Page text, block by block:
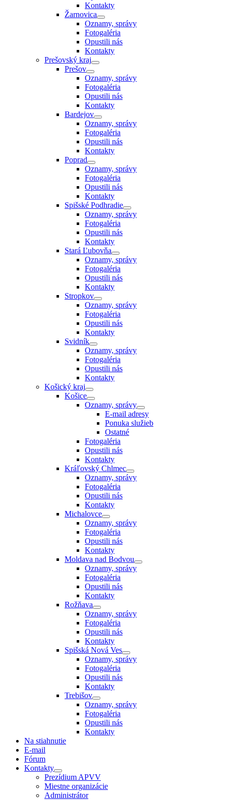
Kontakty
Žarnovica
Oznamy, správy
Fotogaléria
Opustili nás
Kontakty
Prešovský kraj
Prešov
Oznamy, správy
Fotogaléria
Opustili nás
Kontakty
Bardejov
Oznamy, správy
Fotogaléria
Opustili nás
Kontakty
Poprad
Oznamy, správy
Fotogaléria
Opustili nás
Kontakty
Spišské Podhradie
Oznamy, správy
Fotogaléria
Opustili nás
Kontakty
Stará Ľubovňa
Oznamy, správy
Fotogaléria
Opustili nás
Kontakty
Stropkov
Oznamy, správy
Fotogaléria
Opustili nás
Kontakty
Svidník
Oznamy, správy
Fotogaléria
Opustili nás
Kontakty
Košický kraj
Košice
Oznamy, správy
E-mail adresy
Ponuka služieb
Ostatné
Fotogaléria
Opustili nás
Kontakty
Kráľovský Chlmec
Oznamy, správy
Fotogaléria
Opustili nás
Kontakty
Michalovce
Oznamy, správy
Fotogaléria
Opustili nás
Kontakty
Moldava nad Bodvou
Oznamy, správy
Fotogaléria
Opustili nás
Kontakty
Rožňava
Oznamy, správy
Fotogaléria
Opustili nás
Kontakty
Spišská Nová Ves
Oznamy, správy
Fotogaléria
Opustili nás
Kontakty
Trebišov
Oznamy, správy
Fotogaléria
Opustili nás
Kontakty
Na stiahnutie
E-mail
Fórum
Kontakty
Prezídium APVV
Miestne organizácie
Administrátor